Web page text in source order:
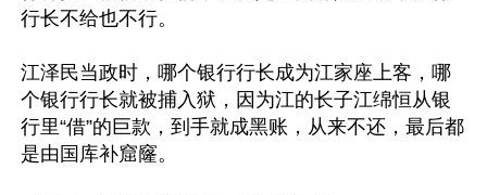
行长不给也不行。
江泽民当政时，哪个银行行长成为江家座上客，哪
个银行行长就被捕入狱，因为江的长子江绵恒从银
行里“借”的巨款，到手就成黑账，从来不还，最后都
是由国库补窟窿。